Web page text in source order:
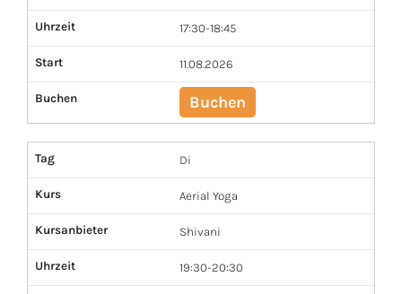
Uhrzeit 17:30-18:45
Start 11.08.2026
Buchen Buchen
Tag Di
Kurs Aerial Yoga
Kursanbieter Shivani
Uhrzeit 19:30-20:30